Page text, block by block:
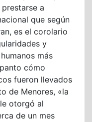
a
que según
es el corolario
y
más
cómo
fueron llevados
de Menores, «la
otorgó al
de un mes